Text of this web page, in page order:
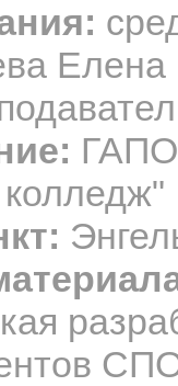
Елена
колледж"